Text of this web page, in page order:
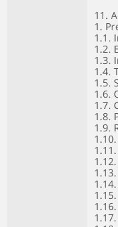
11.
1.
1.1.
1.2.
1.3.
1.4.
1.5.
1.6.
1.7.
1.8.
1.9.